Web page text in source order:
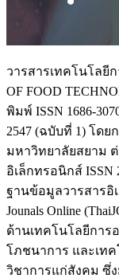
วารสารเทคโนโลยี
OF FOOD
พิมพ์ ISSN 1686-
2547 (ฉบับที่ 1) โด
มหาวิทยาลัยสยาม
อิเล็กทรอนิกส์ ISSN
ฐานข้อมูลวารสารอิ
Jounals Online
ด้านเทคโนโลยีการ
โภชนาการ และเทค
วิชาการแก่สังคม ซึ่